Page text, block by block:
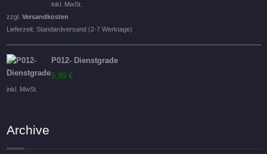
inkl. MwSt.
zzgl. Versandkosten
Lieferzeit: Standardversand (2-7 Werktage)
P012- Dienstgrade
5,99 €
inkl. MwSt.
Archive